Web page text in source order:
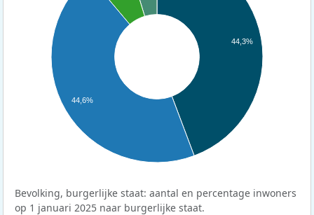
44,3%
44,6%
Bevolking, burgerlijke staat: aantal en percentage inwoners
op 1 januari 2025 naar burgerlijke staat.